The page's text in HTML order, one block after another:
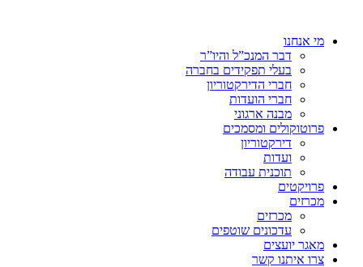
מי אנחנו
דבר המנכ”ל והיו”ר
בעלי תפקידים בחברה
חברי הדירקטוריון
חברי הועדות
מבנה ארגוני
פרוטוקולים ומסמכים
דירקטוריון
ועדות
תוכנית עבודה
פרויקטים
מכרזים
מכרזים
עדכונים שוטפים
מאגר יועצים
צרו איתנו קשר